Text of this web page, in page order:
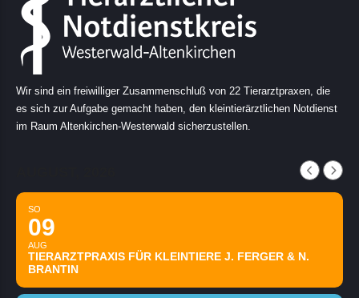
Wir sind ein freiwilliger Zusammenschluß von 22 Tierarztpraxen, die
es sich zur Aufgabe gemacht haben, den kleintierärztlichen Notdienst
im Raum Altenkirchen-Westerwald sicherzustellen.
SO
09
AUG
TIERARZTPRAXIS FÜR KLEINTIERE J. FERGER & N.
BRANTIN